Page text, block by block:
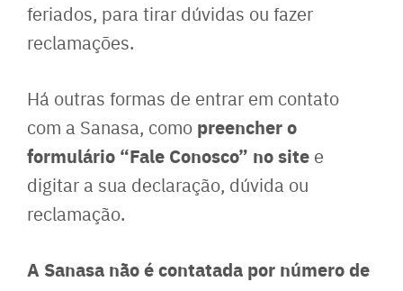
feriados, para tirar dúvidas ou fazer
reclamações.
Há outras formas de entrar em contato
com a Sanasa, como preencher o
formulário “Fale Conosco” no site e
digitar a sua declaração, dúvida ou
reclamação.
A Sanasa não é contatada por número de